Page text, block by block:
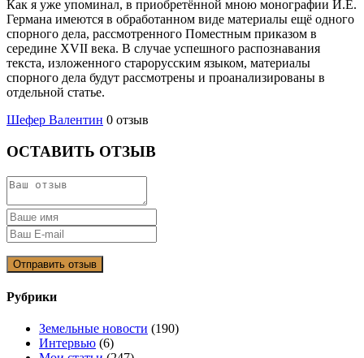
Как я уже упоминал, в приобретённой мною монографии И.Е.
Германа имеются в обработанном виде материалы ещё одного
спорного дела, рассмотренного Поместным приказом в
середине XVII века. В случае успешного распознавания
текста, изложенного старорусским языком, материалы
спорного дела будут рассмотрены и проанализированы в
отдельной статье.
Шефер Валентин 0 отзыв
ОСТАВИТЬ ОТЗЫВ
Рубрики
Земельные новости (190)
Интервью (6)